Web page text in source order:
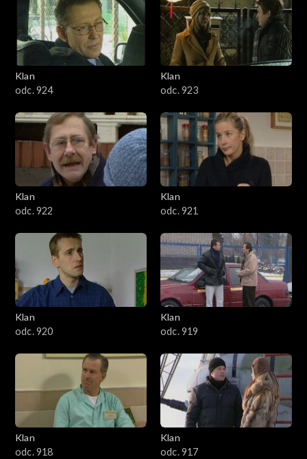
Klan
odc. 924
Klan
odc. 923
Klan
odc. 922
Klan
odc. 921
Klan
odc. 920
Klan
odc. 919
Klan
odc. 918
Klan
odc. 917